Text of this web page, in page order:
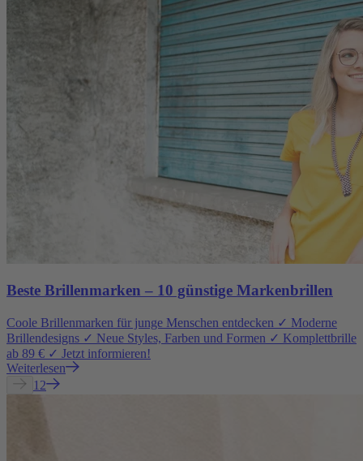
Beste Brillenmarken – 10 günstige Markenbrillen
Coole Brillenmarken für junge Menschen entdecken ✓ Moderne
Brillendesigns ✓ Neue Styles, Farben und Formen ✓ Komplettbrille
ab 89 € ✓ Jetzt informieren!
Weiterlesen
1 2